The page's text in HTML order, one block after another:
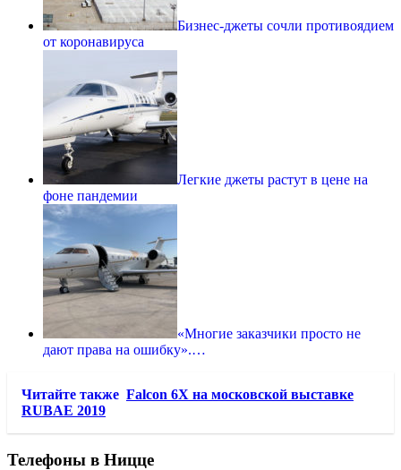
Бизнес-джеты сочли противоядием
от коронавируса
Легкие джеты растут в цене на
фоне пандемии
«Многие заказчики просто не
дают права на ошибку».…
Читайте также Falcon 6X на московской выставке
RUBAE 2019
Телефоны в Ницце